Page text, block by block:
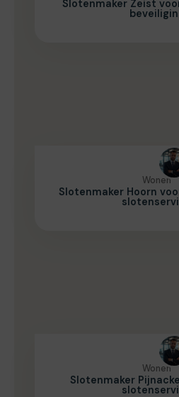
Slotenmaker Zeist
Wonen
Slotenmaker Hoorn
Wonen
Slotenmaker